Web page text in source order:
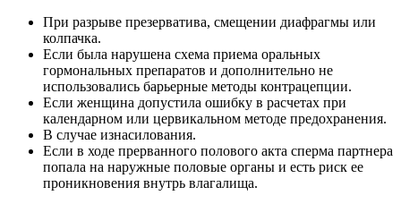
При разрыве презерватива, смещении диафрагмы или
колпачка.
Если была нарушена схема приема оральных
гормональных препаратов и дополнительно не
использовались барьерные методы контрацепции.
Если женщина допустила ошибку в расчетах при
календарном или цервикальном методе предохранения.
В случае изнасилования.
Если в ходе прерванного полового акта сперма партнера
попала на наружные половые органы и есть риск ее
проникновения внутрь влагалища.